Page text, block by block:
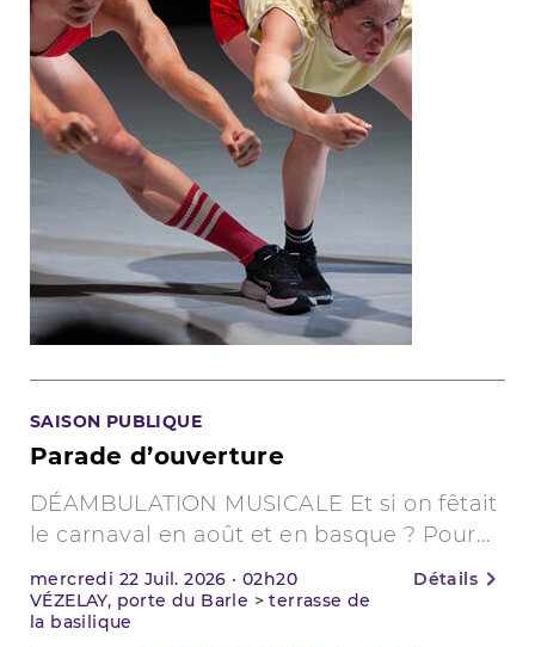
SAISON PUBLIQUE
Parade d’ouverture
DÉAMBULATION MUSICALE Et si on fêtait
le carnaval en août et en basque ? Pour...
mercredi 22 Juil. 2026 ·02h20
VÉZELAY, porte du Barle > terrasse de
la basilique
Détails